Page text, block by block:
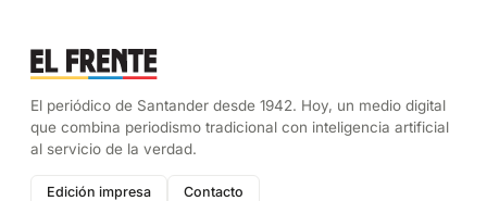
El periódico de Santander desde 1942. Hoy, un medio digital
que combina periodismo tradicional con inteligencia artificial
al servicio de la verdad.
Edición impresa Contacto